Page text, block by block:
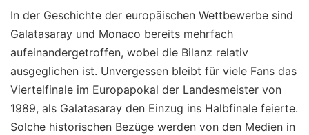
In der Geschichte der europäischen Wettbewerbe sind
Galatasaray und Monaco bereits mehrfach
aufeinandergetroffen, wobei die Bilanz relativ
ausgeglichen ist. Unvergessen bleibt für viele Fans das
Viertelfinale im Europapokal der Landesmeister von
1989, als Galatasaray den Einzug ins Halbfinale feierte.
Solche historischen Bezüge werden von den Medien in